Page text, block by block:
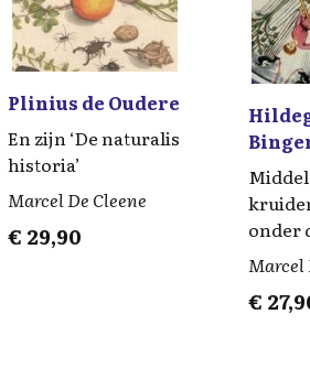
Plinius de Oudere
En zijn ‘De naturalis
historia’
Marcel De Cleene
€ 29,90
onder
Marcel
€